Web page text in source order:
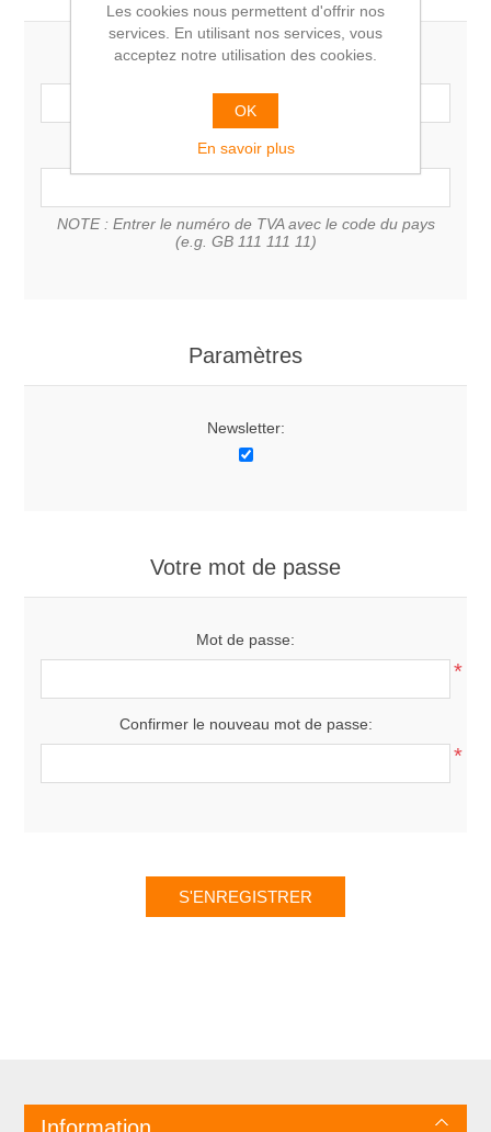
Société:
Numéro de TVA:
NOTE : Entrer le numéro de TVA avec le code du pays
(e.g. GB 111 111 11)
Paramètres
Newsletter:
Votre mot de passe
Mot de passe:
*
Confirmer le nouveau mot de passe:
*
Les cookies nous permettent d'offrir nos
services. En utilisant nos services, vous
acceptez notre utilisation des cookies.
OK
En savoir plus